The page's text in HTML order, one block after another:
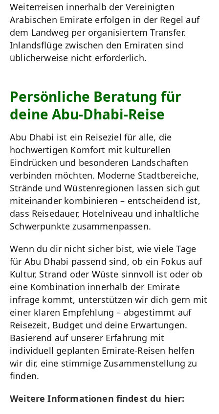
Weiterreisen innerhalb der Vereinigten
Arabischen Emirate erfolgen in der Regel auf
dem Landweg per organisiertem Transfer.
Inlandsflüge zwischen den Emiraten sind
üblicherweise nicht erforderlich.
Persönliche Beratung für
deine Abu-Dhabi-Reise
Abu Dhabi ist ein Reiseziel für alle, die
hochwertigen Komfort mit kulturellen
Eindrücken und besonderen Landschaften
verbinden möchten. Moderne Stadtbereiche,
Strände und Wüstenregionen lassen sich gut
miteinander kombinieren – entscheidend ist,
dass Reisedauer, Hotelniveau und inhaltliche
Schwerpunkte zusammenpassen.
Wenn du dir nicht sicher bist, wie viele Tage
für Abu Dhabi passend sind, ob ein Fokus auf
Kultur, Strand oder Wüste sinnvoll ist oder ob
eine Kombination innerhalb der Emirate
infrage kommt, unterstützen wir dich gern mit
einer klaren Empfehlung – abgestimmt auf
Reisezeit, Budget und deine Erwartungen.
Basierend auf unserer Erfahrung mit
individuell geplanten Emirate-Reisen helfen
wir dir, eine stimmige Zusammenstellung zu
finden.
Weitere Informationen findest du hier: